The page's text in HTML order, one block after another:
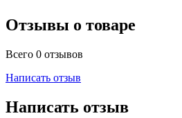
Отзывы о товаре
Всего 0 отзывов
Написать отзыв
Написать отзыв